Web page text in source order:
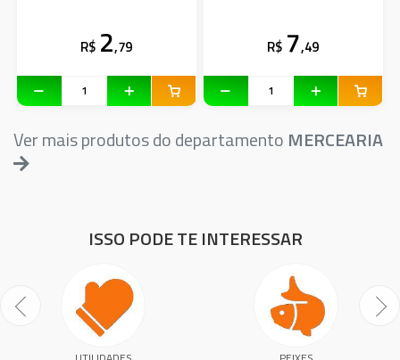
R$ 2,79 R$ 7,49
Ver mais produtos do departamento MERCEARIA
ISSO PODE TE INTERESSAR